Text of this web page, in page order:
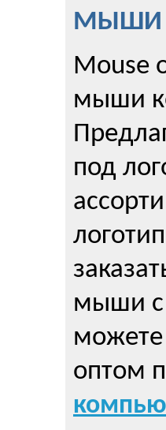
МЫШИ
Mouse
мыши
под
мыши с
можете
оптом